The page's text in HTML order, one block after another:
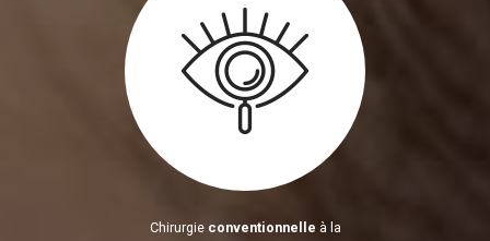
Chirurgie conventionnelle à la